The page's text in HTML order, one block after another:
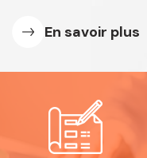
En savoir plus